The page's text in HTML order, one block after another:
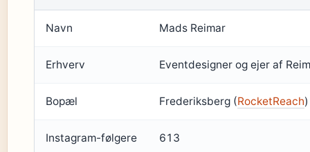
Navn Mads Reimar
Erhverv Eventdesigner og ejer af
Bopæl Frederiksberg (RocketReach)
Instagram-følgere 613